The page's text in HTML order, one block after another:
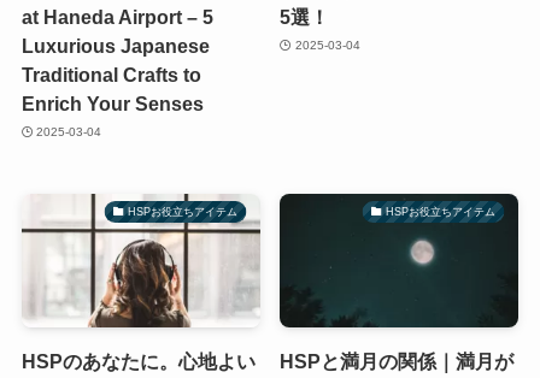
at Haneda Airport – 5
Luxurious Japanese
Traditional Crafts to
Enrich Your Senses
2025-03-04
5選！
2025-03-04
HSPお役立ちアイテム
HSPのあなたに。心地よい
HSPお役立ちアイテム
HSPと満月の関係｜満月が